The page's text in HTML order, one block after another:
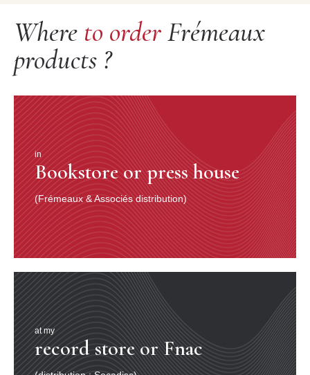
Where to orderFrémeaux
products ?
in
Bookstore or press house
(Frémeaux & Associés distribution)
at my
record store or Fnac